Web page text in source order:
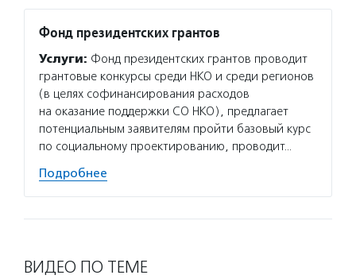
Фонд президентских грантов
Услуги: Фонд президентских грантов проводит
грантовые конкурсы среди НКО и среди регионов
(в целях софинансирования расходов
на оказание поддержки СО НКО), предлагает
потенциальным заявителям пройти базовый курс
по социальному проектированию, проводит…
Подробнее
ВИДЕО ПО ТЕМЕ